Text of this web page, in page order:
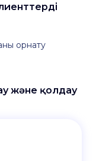
орнату
және қолдау